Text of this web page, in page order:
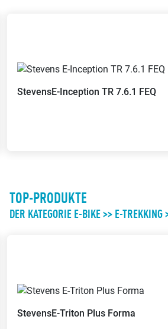
StevensE-Inception TR 7.6.1 FEQ
TOP-PRODUKTE
DER KATEGORIE E-BIKE >> E-TREKKING
StevensE-Triton Plus Forma